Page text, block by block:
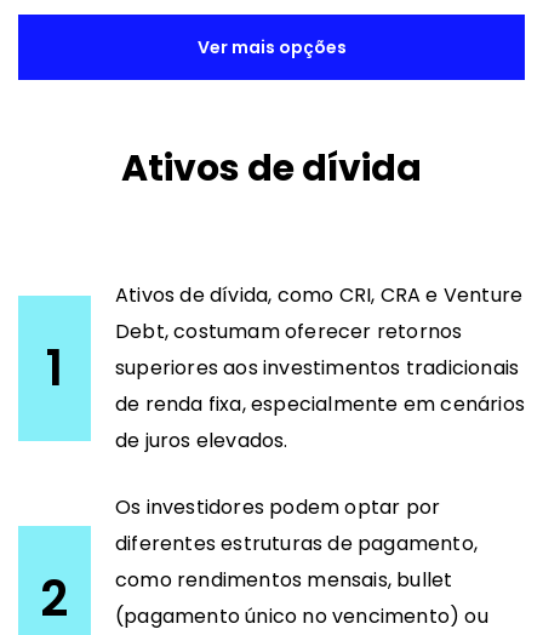
Ver mais opções
Ativos de dívida
1
Ativos de dívida, como CRI, CRA e Venture
Debt, costumam oferecer retornos
superiores aos investimentos tradicionais
de renda fixa, especialmente em cenários
de juros elevados.
2
Os investidores podem optar por
diferentes estruturas de pagamento,
como rendimentos mensais, bullet
(pagamento único no vencimento) ou